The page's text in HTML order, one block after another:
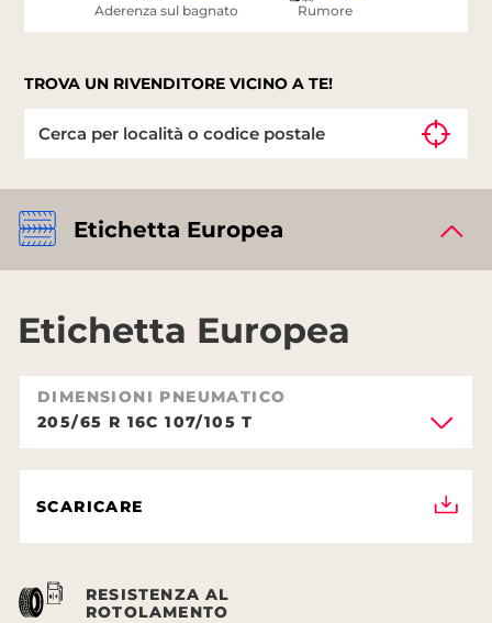
Aderenza sul bagnato Rumore
TROVA UN RIVENDITORE VICINO A TE!
Etichetta Europea
Etichetta Europea
DIMENSIONI PNEUMATICO
205/65 R 16C 107/105 T
SCARICARE
RESISTENZA AL
ROTOLAMENTO